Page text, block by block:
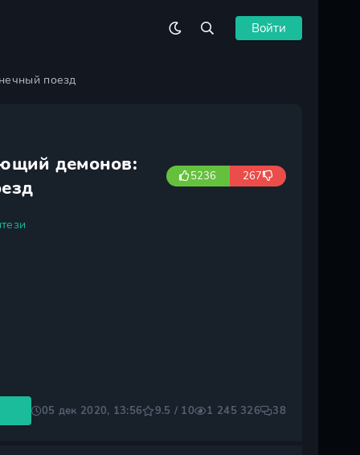
Войти
поезд
демонов:
5236 267
05 дек 2020, 13:56 9.5 / 10 1 245 326 38